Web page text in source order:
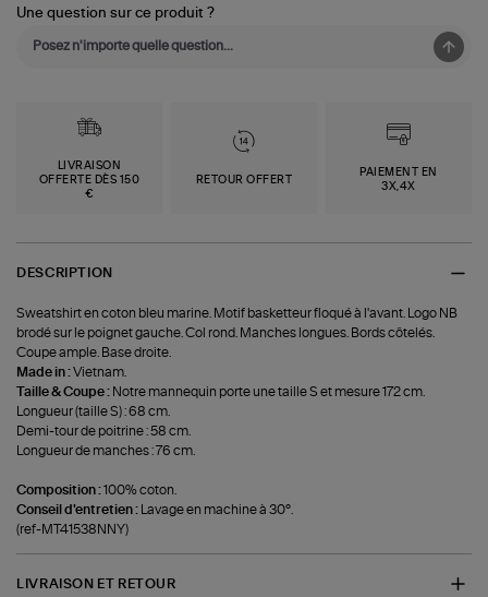
Une question sur ce produit ?
LIVRAISON
OFFERTE DÈS 150
€
RETOUR OFFERT
PAIEMENT EN
3X,4X
DESCRIPTION
Sweatshirt en coton bleu marine. Motif basketteur floqué à l'avant. Logo NB
brodé sur le poignet gauche. Col rond. Manches longues. Bords côtelés.
Coupe ample. Base droite.
Made in :Vietnam.
Taille & Coupe : Notre mannequin porte une taille S et mesure 172 cm.
Longueur (taille S) : 68 cm.
Demi-tour de poitrine : 58 cm.
Longueur de manches : 76 cm.
Composition :100% coton.
Conseil d'entretien :
Lavage en machine à 30°.
(ref-MT41538NNY)
LIVRAISON ET RETOUR